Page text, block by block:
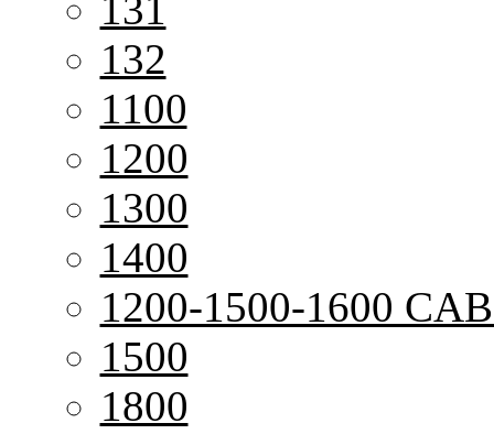
132
1100
1200
1300
1400
1200-1500-1600
1500
1800